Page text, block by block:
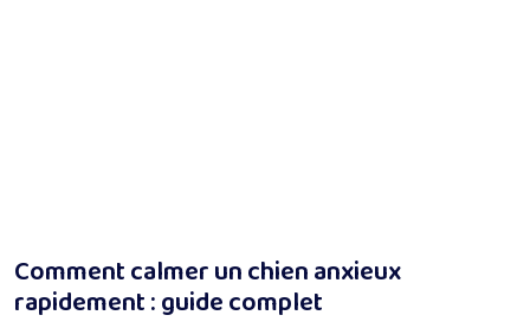
Comment calmer un chien anxieux
rapidement : guide complet